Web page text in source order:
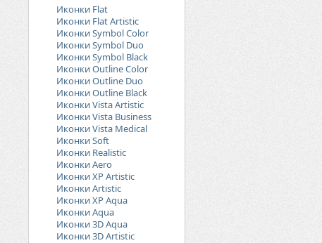
Иконки Flat
Иконки Flat Artistic
Иконки Symbol Color
Иконки Symbol Duo
Иконки Symbol Black
Иконки Outline Color
Иконки Outline Duo
Иконки Outline Black
Иконки Vista Artistic
Иконки Vista Business
Иконки Vista Medical
Иконки Soft
Иконки Realistic
Иконки Aero
Иконки XP Artistic
Иконки Artistic
Иконки XP Aqua
Иконки Aqua
Иконки 3D Aqua
Иконки 3D Artistic